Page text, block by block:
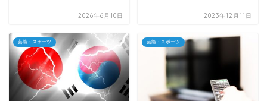
2026年6月10日 2023年12月11日
芸能・スポーツ 芸能・スポーツ